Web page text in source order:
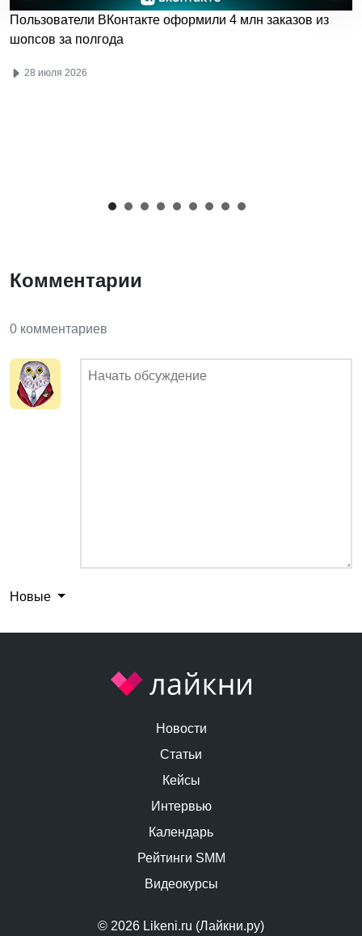
Пользователи ВКонтакте оформили 4 млн заказов из
шопсов за полгода
28 июля 2026
Комментарии
0 комментариев
Новые
© 2026 Likeni.ru (Лайкни.ру)
Новости
Статьи
Кейсы
Интервью
Календарь
Рейтинги SMM
Видеокурсы